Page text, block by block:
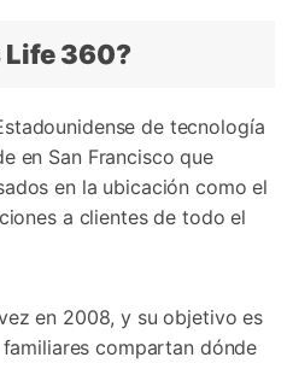
Life 360?
de tecnología
en San Francisco que
en la ubicación como el
a clientes de todo el
en 2008, y su objetivo es
compartan dónde